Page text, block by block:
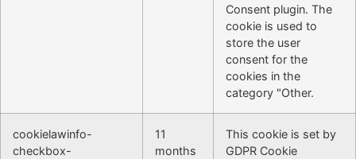
Consent plugin. The
cookie is used to
store the user
consent for the
cookies in the
category "Other.
cookielawinfo-
checkbox-
11
months
This cookie is set by
GDPR Cookie